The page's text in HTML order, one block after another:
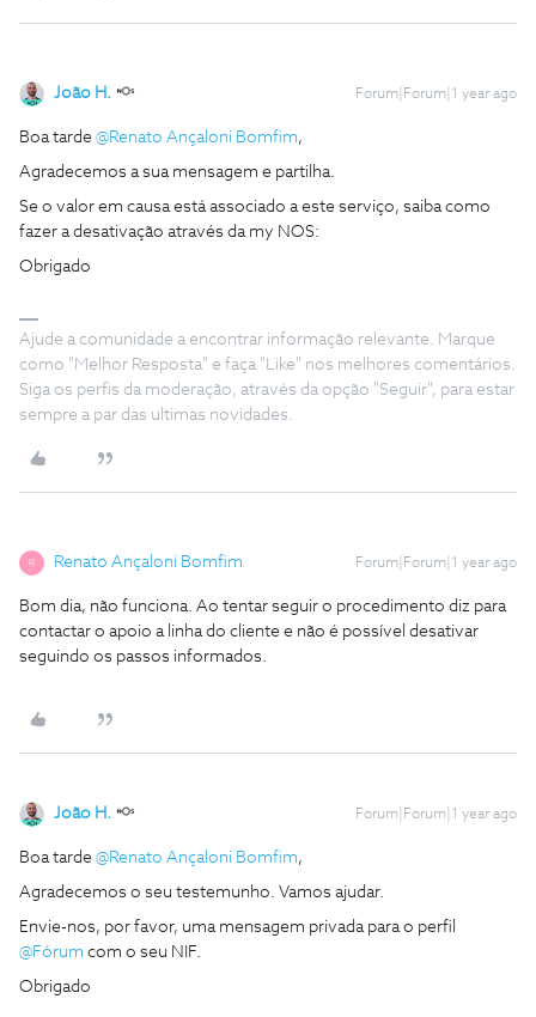
João H. Forum|Forum|1 year ago
Boa tarde ​ @Renato Ançaloni Bomfim,
Agradecemos a sua mensagem e partilha.
Se o valor em causa está associado a este serviço, saiba como
fazer a desativação através da my NOS:
Obrigado
Ajude a comunidade a encontrar informação relevante. Marque
como "Melhor Resposta" e faça "Like" nos melhores comentários.
Siga os perfis da moderação, através da opção "Seguir", para estar
sempre a par das ultimas novidades.
R Renato Ançaloni Bomfim Forum|Forum|1 year ago
Bom dia, não funciona. Ao tentar seguir o procedimento diz para
contactar o apoio a linha do cliente e não é possível desativar
seguindo os passos informados.
João H. Forum|Forum|1 year ago
Boa tarde ​ @Renato Ançaloni Bomfim,
Agradecemos o seu testemunho. Vamos ajudar.
Envie-nos, por favor, uma mensagem privada para o perfil ​
@Fórum com o seu NIF.
Obrigado